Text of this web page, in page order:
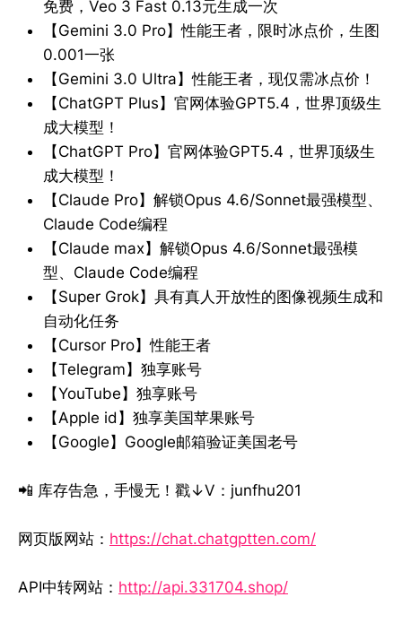
免费，Veo 3 Fast 0.13元生成一次
【Gemini 3.0 Pro】性能王者，限时冰点价，生图
0.001一张
【Gemini 3.0 Ultra】性能王者，现仅需冰点价！
【ChatGPT Plus】官网体验GPT5.4，世界顶级生
成大模型！
【ChatGPT Pro】官网体验GPT5.4，世界顶级生
成大模型！
【Claude Pro】解锁Opus 4.6/Sonnet最强模型、
Claude Code编程
【Claude max】解锁Opus 4.6/Sonnet最强模
型、Claude Code编程
【Super Grok】具有真人开放性的图像视频生成和
自动化任务
【Cursor Pro】性能王者
【Telegram】独享账号
【YouTube】独享账号
【Apple id】独享美国苹果账号
【Google】Google邮箱验证美国老号
📲 库存告急，手慢无！戳↓V：junfhu201
网页版网站： https://chat.chatgptten.com/
API中转网站： http://api.331704.shop/